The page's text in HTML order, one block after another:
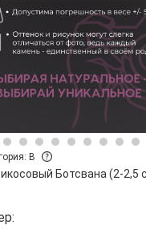
B
Ботсвана (2-2,5